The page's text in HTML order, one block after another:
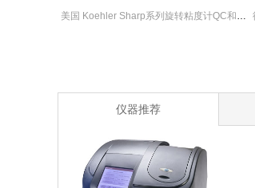
美国 Koehler Sharp系列旋转粘度计QC和R&D实验室不可或缺，其设计外观新型，性价比高。美国 Koehler Sharp系列旋转粘度计自动故障检测，可实时监控样品温度。
仪器推荐